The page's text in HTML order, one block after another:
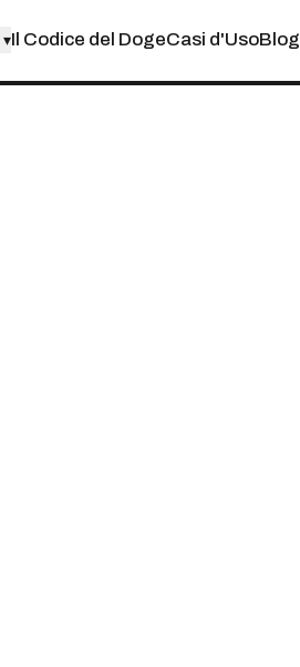
▾Il Codice del DogeCasi d'UsoBlog